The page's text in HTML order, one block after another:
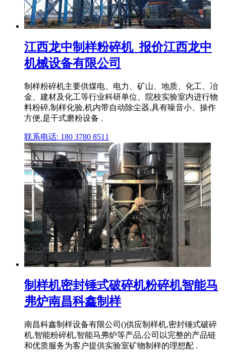
江西龙中制样粉碎机_报价江西龙中
机械设备有限公司
制样粉碎机主要供煤电、电力、矿山、地质、化工、冶
金、建材及化工等行业科研单位、院校实验室内进行物
料粉碎,制样化验,机内带自动除尘器,具有噪音小、操作
方便,是干式磨粉设备 .
联系电话: 180 3780 8511
制样机密封锤式破碎机粉碎机智能马
弗炉南昌科鑫制样
南昌科鑫制样设备有限公司()供应制样机,密封锤式破碎
机,智能粉碎机,智能马弗炉等产品,公司以完整的产品链
和优质服务为客户提供实验室矿物制样的理想配 .